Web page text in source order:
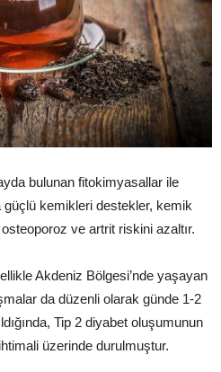
bulunan fitokimyasallar ile
güçlü kemikleri destekler, kemik
ve artrit riskini azaltır.
Akdeniz Bölgesi’nde yaşayan
da düzenli olarak günde 1-2
Tip 2 diyabet oluşumunun
üzerinde durulmuştur.